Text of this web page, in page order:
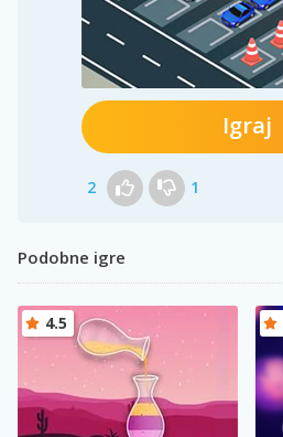
Igraj
2 1
Podobne igre
4.5